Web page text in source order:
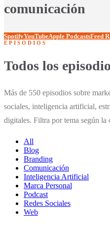
comunicación
SpotifyYouTubeApple PodcastsFeed
EPISODIOS
Todos los
Más de 550 episodios sobre
sociales, inteligencia artificial,
digitales. Filtra por tema según la
All
Blog
Branding
Comunicación
Inteligencia Artificial
Marca Personal
Podcast
Redes Sociales
Web